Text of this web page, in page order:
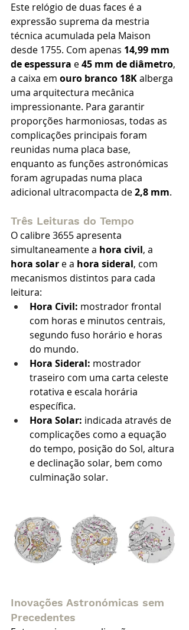
Este relógio de duas faces é a
expressão suprema da mestria
técnica acumulada pela Maison
desde 1755. Com apenas 14,99 mm
de espessura e 45 mm de diâmetro,
a caixa em ouro branco 18K alberga
uma arquitectura mecânica
impressionante. Para garantir
proporções harmoniosas, todas as
complicações principais foram
reunidas numa placa base,
enquanto as funções astronómicas
foram agrupadas numa placa
adicional ultracompacta de 2,8 mm.
Três Leituras do Tempo
O calibre 3655 apresenta
simultaneamente a hora civil, a
hora solar e a hora sideral, com
mecanismos distintos para cada
leitura:
Hora Civil: mostrador frontal
com horas e minutos centrais,
segundo fuso horário e horas
do mundo.
Hora Sideral: mostrador
traseiro com uma carta celeste
rotativa e escala horária
específica.
Hora Solar: indicada através de
complicações como a equação
do tempo, posição do Sol, altura
e declinação solar, bem como
culminação solar.
Inovações Astronómicas sem
Precedentes